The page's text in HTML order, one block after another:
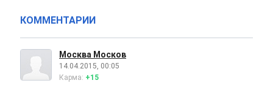
КОММЕНТАРИИ
Москва Москов
14.04.2015, 00:05
Карма: +15